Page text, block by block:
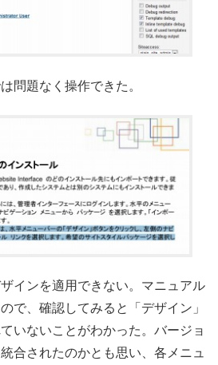
問題なく操作できた。
インを適用できない。マニュアル
で、確認してみると「デザイン」
いないことがわかった。バージョ
合されたのかとも思い、各メニュ